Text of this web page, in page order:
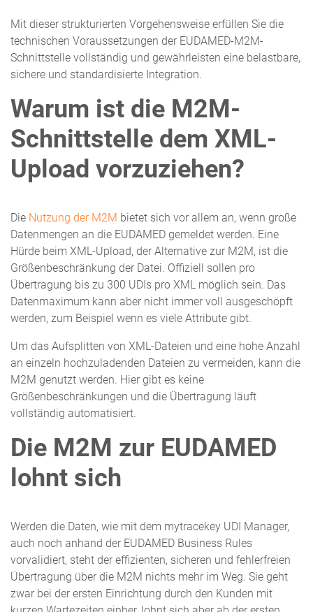
Mit dieser strukturierten Vorgehensweise erfüllen Sie die
technischen Voraussetzungen der EUDAMED-M2M-
Schnittstelle vollständig und gewährleisten eine belastbare,
sichere und standardisierte Integration.
Warum ist die M2M-
Schnittstelle dem XML-
Upload vorzuziehen?
Die Nutzung der M2M bietet sich vor allem an, wenn große
Datenmengen an die EUDAMED gemeldet werden. Eine
Hürde beim XML-Upload, der Alternative zur M2M, ist die
Größenbeschränkung der Datei. Offiziell sollen pro
Übertragung bis zu 300 UDIs pro XML möglich sein. Das
Datenmaximum kann aber nicht immer voll ausgeschöpft
werden, zum Beispiel wenn es viele Attribute gibt.
Um das Aufsplitten von XML-Dateien und eine hohe Anzahl
an einzeln hochzuladenden Dateien zu vermeiden, kann die
M2M genutzt werden. Hier gibt es keine
Größenbeschränkungen und die Übertragung läuft
vollständig automatisiert.
Die M2M zur EUDAMED
lohnt sich
Werden die Daten, wie mit dem mytracekey UDI Manager,
auch noch anhand der EUDAMED Business Rules
vorvalidiert, steht der effizienten, sicheren und fehlerfreien
Übertragung über die M2M nichts mehr im Weg. Sie geht
zwar bei der ersten Einrichtung durch den Kunden mit